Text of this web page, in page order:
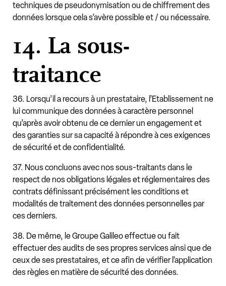
techniques de pseudonymisation ou de chiffrement des
données lorsque cela s’avère possible et / ou nécessaire.
14. La sous-
traitance
36. Lorsqu’il a recours à un prestataire, l’Etablissement ne
lui communique des données à caractère personnel
qu’après avoir obtenu de ce dernier un engagement et
des garanties sur sa capacité à répondre à ces exigences
de sécurité et de confidentialité.
37. Nous concluons avec nos sous-traitants dans le
respect de nos obligations légales et réglementaires des
contrats définissant précisément les conditions et
modalités de traitement des données personnelles par
ces derniers.
38. De même, le Groupe Galileo effectue ou fait
effectuer des audits de ses propres services ainsi que de
ceux de ses prestataires, et ce afin de vérifier l’application
des règles en matière de sécurité des données.